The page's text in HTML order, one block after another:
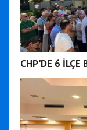
CHP'DE 6 İLÇE